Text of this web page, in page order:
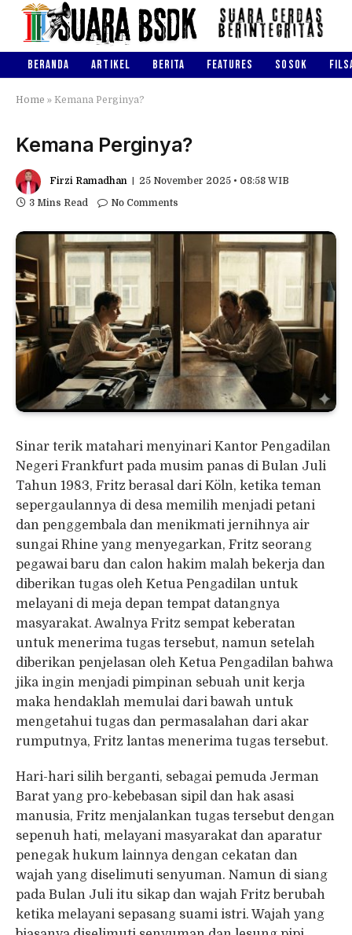
BERANDA ARTIKEL BERITA FEATURES SOSOK
Home » Kemana Perginya?
Kemana Perginya?
Firzi Ramadhan
25 November 2025 • 08:58 WIB
3 Mins Read
No Comments
Sinar terik matahari menyinari Kantor Pengadilan
Negeri Frankfurt pada musim panas di Bulan Juli
Tahun 1983, Fritz berasal dari Köln, ketika teman
sepergaulannya di desa memilih menjadi petani
dan penggembala dan menikmati jernihnya air
sungai Rhine yang menyegarkan, Fritz seorang
pegawai baru dan calon hakim malah bekerja dan
diberikan tugas oleh Ketua Pengadilan untuk
melayani di meja depan tempat datangnya
masyarakat. Awalnya Fritz sempat keberatan
untuk menerima tugas tersebut, namun setelah
diberikan penjelasan oleh Ketua Pengadilan bahwa
jika ingin menjadi pimpinan sebuah unit kerja
maka hendaklah memulai dari bawah untuk
mengetahui tugas dan permasalahan dari akar
rumputnya, Fritz lantas menerima tugas tersebut.
Hari-hari silih berganti, sebagai pemuda Jerman
Barat yang pro-kebebasan sipil dan hak asasi
manusia, Fritz menjalankan tugas tersebut dengan
sepenuh hati, melayani masyarakat dan aparatur
penegak hukum lainnya dengan cekatan dan
wajah yang diselimuti senyuman. Namun di siang
pada Bulan Juli itu sikap dan wajah Fritz berubah
ketika melayani sepasang suami istri. Wajah yang